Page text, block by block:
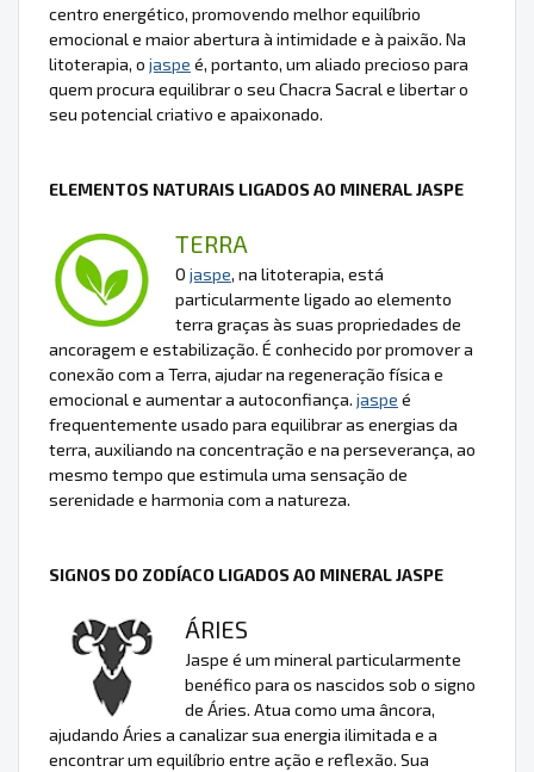
centro energético, promovendo melhor equilíbrio
emocional e maior abertura à intimidade e à paixão. Na
litoterapia, o jaspe é, portanto, um aliado precioso para
quem procura equilibrar o seu Chacra Sacral e libertar o
seu potencial criativo e apaixonado.
ELEMENTOS NATURAIS LIGADOS AO MINERAL JASPE
TERRA
O jaspe, na litoterapia, está
particularmente ligado ao elemento
terra graças às suas propriedades de
ancoragem e estabilização. É conhecido por promover a
conexão com a Terra, ajudar na regeneração física e
emocional e aumentar a autoconfiança. jaspe é
frequentemente usado para equilibrar as energias da
terra, auxiliando na concentração e na perseverança, ao
mesmo tempo que estimula uma sensação de
serenidade e harmonia com a natureza.
SIGNOS DO ZODÍACO LIGADOS AO MINERAL JASPE
ÁRIES
Jaspe é um mineral particularmente
benéfico para os nascidos sob o signo
de Áries. Atua como uma âncora,
ajudando Áries a canalizar sua energia ilimitada e a
encontrar um equilíbrio entre ação e reflexão. Sua